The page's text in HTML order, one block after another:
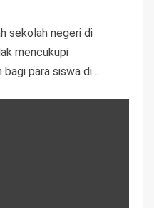
sekolah negeri di
mencukupi
para siswa di...